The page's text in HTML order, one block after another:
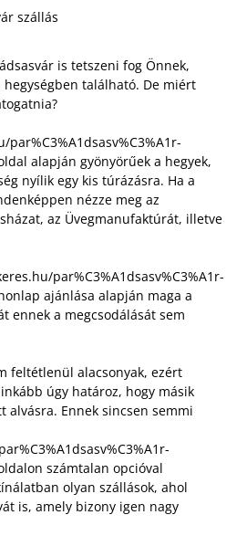
szállás
is tetszeni fog Önnek,
található. De miért
alapján gyönyörűek a hegyek,
nyílik egy kis túrázásra. Ha a
nézze meg az
az Üvegmanufaktúrát, illetve
par%C3%A1dsasv%C3%A1r-
ajánlása alapján maga a
ennek a megcsodálását sem
feltétlenül alacsonyak, ezért
úgy határoz, hogy másik
alvásra. Ennek sincsen semmi
számtalan opcióval
olyan szállások, ahol
is, amely bizony igen nagy